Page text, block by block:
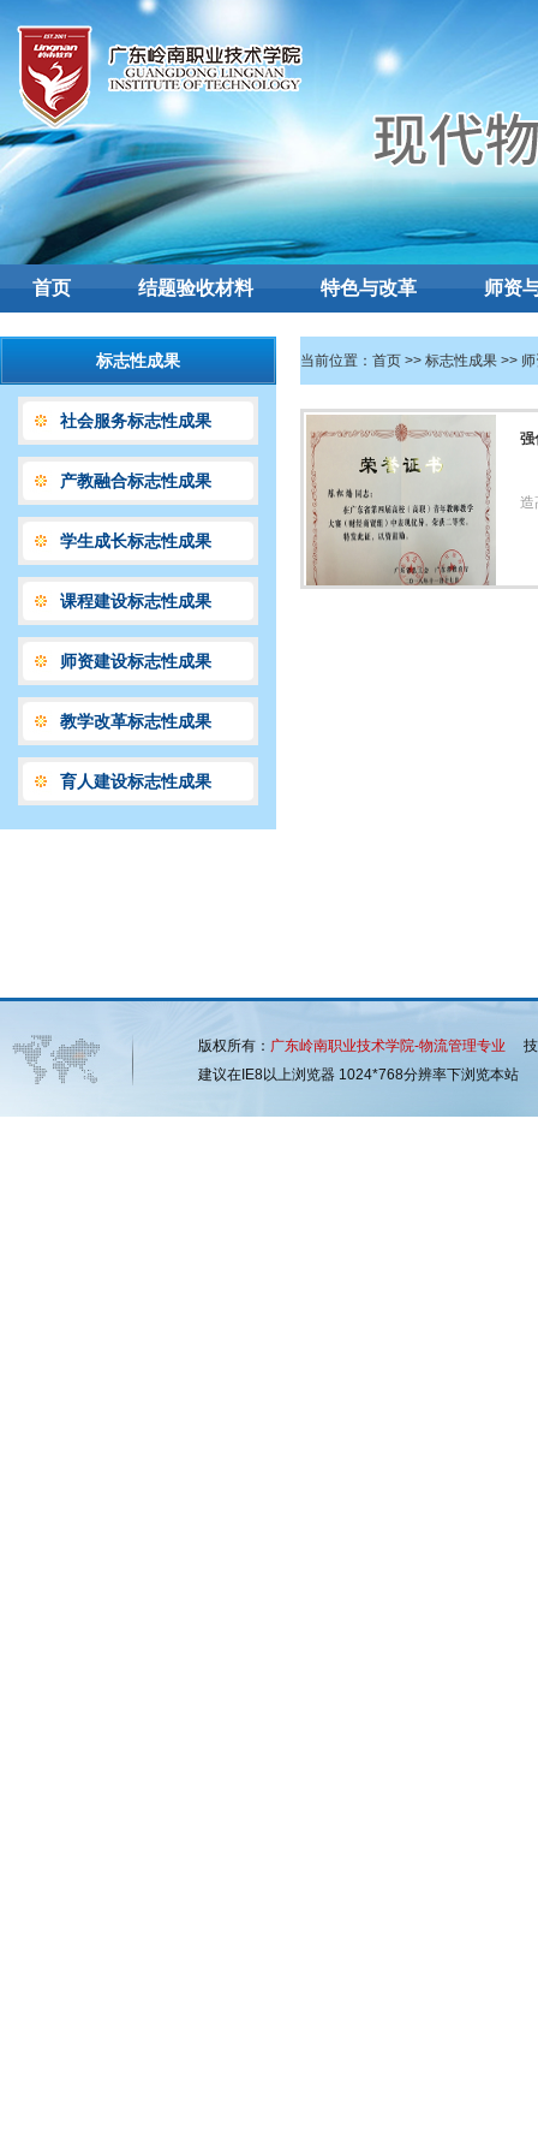
首页 结题验收材料 特色与改革 师资
标志性成果
社会服务标志性成果
产教融合标志性成果
学生成长标志性成果
课程建设标志性成果
师资建设标志性成果
教学改革标志性成果
育人建设标志性成果
当前位置： 首页 >> 标志性成果 >>
强
造
版权所有： 广东岭南职业技术学院-物流管理专业 技
建议在IE8以上浏览器 1024*768分辨率下浏览本站